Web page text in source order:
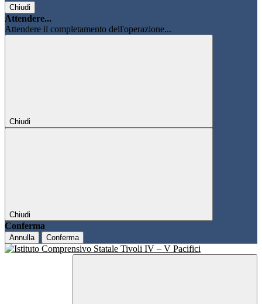
Chiudi
Attendere...
Attendere il completamento dell'operazione...
Chiudi
Chiudi
Conferma
Annulla Conferma